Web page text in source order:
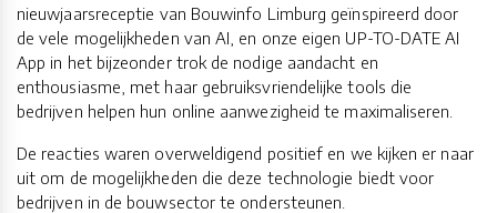
nieuwjaarsreceptie van Bouwinfo Limburg geïnspireerd door
de vele mogelijkheden van AI, en onze eigen UP-TO-DATE AI
App in het bijzeonder trok de nodige aandacht en
enthousiasme, met haar gebruiksvriendelijke tools die
bedrijven helpen hun online aanwezigheid te maximaliseren.
De reacties waren overweldigend positief en we kijken er naar
uit om de mogelijkheden die deze technologie biedt voor
bedrijven in de bouwsector te ondersteunen.